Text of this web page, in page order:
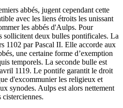
abbés, jugent cependant cette
avec les liens étroits les unissant
les abbés d'Aulps. Pour
sollicitent deux bulles pontificales. La
1102 par Pascal II. Elle accorde aux
une certaine forme d’exemption
temporels. La seconde bulle est
1119. Le pontife garantit le droit
d'excommunier les religieux et
synodes. Aulps est alors nettement